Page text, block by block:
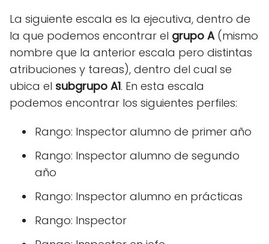
La siguiente escala es la ejecutiva, dentro de
la que podemos encontrar el grupo A(mismo
nombre que la anterior escala pero distintas
atribuciones y tareas), dentro del cual se
ubica el subgrupo A1. En esta escala
podemos encontrar los siguientes perfiles:
Rango: Inspector alumno de primer año
Rango: Inspector alumno de segundo
año
Rango: Inspector alumno en prácticas
Rango: Inspector